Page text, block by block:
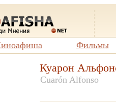
Фильмы
Куарон
Cuarón Alfonso